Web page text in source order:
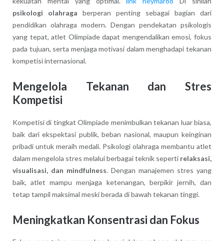
psikologi olahraga berperan penting sebagai bagian dari
pendidikan olahraga modern. Dengan pendekatan psikologis
yang tepat, atlet Olimpiade dapat mengendalikan emosi, fokus
pada tujuan, serta menjaga motivasi dalam menghadapi tekanan
kompetisi internasional.
Mengelola Tekanan dan Stres
Kompetisi
Kompetisi di tingkat Olimpiade menimbulkan tekanan luar biasa,
baik dari ekspektasi publik, beban nasional, maupun keinginan
pribadi untuk meraih medali. Psikologi olahraga membantu atlet
dalam mengelola stres melalui berbagai teknik seperti relaksasi,
visualisasi, dan mindfulness. Dengan manajemen stres yang
baik, atlet mampu menjaga ketenangan, berpikir jernih, dan
tetap tampil maksimal meski berada di bawah tekanan tinggi.
Meningkatkan Konsentrasi dan Fokus